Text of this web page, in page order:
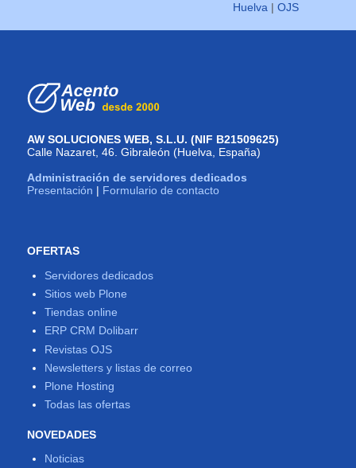
Huelva |OJS
AW SOLUCIONES WEB, S.L.U. (NIF B21509625)
Calle Nazaret, 46. Gibraleón (Huelva, España)
Administración de servidores dedicados
Presentación | Formulario de contacto
OFERTAS
Servidores dedicados
Sitios web Plone
Tiendas online
ERP CRM Dolibarr
Revistas OJS
Newsletters y listas de correo
Plone Hosting
Todas las ofertas
NOVEDADES
Noticias